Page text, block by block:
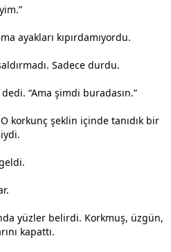
ayakları kıpırdamıyordu.
Sadece durdu.
“Ama şimdi buradasın.”
korkunç şeklin içinde tanıdık bir
yüzler belirdi. Korkmuş, üzgün,
kapattı.